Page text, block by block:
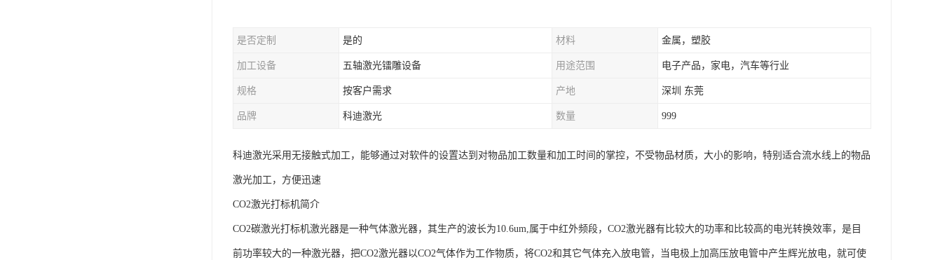
是否定制 是的 材料 金属，塑胶
加工设备 五轴激光镭雕设备 用途范围 电子产品，家电，汽车等行业
规格 按客户需求 产地 深圳 东莞
品牌 科迪激光 数量 999
科迪激光采用无接触式加工，能够通过对软件的设置达到对物品加工数量和加工时间的掌控，不受物品材质，大小的影响，特别适合流水线上的物品
激光加工，方便迅速
CO2激光打标机简介
CO2碳激光打标机激光器是一种气体激光器，其生产的波长为10.6um,属于中红外频段，CO2激光器有比较大的功率和比较高的电光转换效率，是目
前功率较大的一种激光器，把CO2激光器以CO2气体作为工作物质，将CO2和其它气体充入放电管，当电极上加高压放电管中产生辉光放电，就可使